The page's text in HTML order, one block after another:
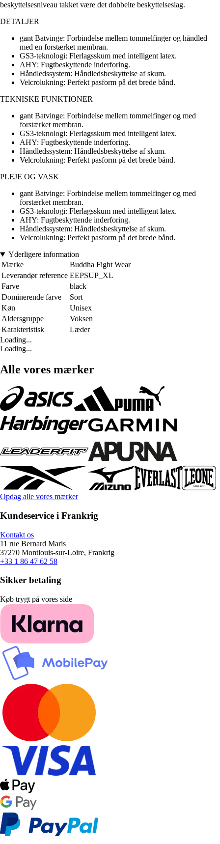
beskyttelsesniveau takket være det dobbelte beskyttelseslag.
DETALJER
gant Batvinge: Forbindelse mellem tommelfinger og håndled
med en forstærket membran.
GS3-teknologi: Flerlagsskum med intelligent latex.
AHY: Fugtbeskyttende inderforing.
Håndledssystem: Håndledsbeskyttelse af skum.
Velcrolukning: Perfekt pasform på det brede bånd.
TEKNISKE FUNKTIONER
gant Batvinge: Forbindelse mellem tommelfinger og med
forstærket membran.
GS3-teknologi: Flerlagsskum med intelligent latex.
AHY: Fugtbeskyttende inderforing.
Håndledssystem: Håndledsbeskyttelse af skum.
Velcrolukning: Perfekt pasform på det brede bånd.
PLEJE OG VASK
gant Batvinge: Forbindelse mellem tommelfinger og med
forstærket membran.
GS3-teknologi: Flerlagsskum med intelligent latex.
AHY: Fugtbeskyttende inderforing.
Håndledssystem: Håndledsbeskyttelse af skum.
Velcrolukning: Perfekt pasform på det brede bånd.
Yderligere information
Mærke
Buddha Fight Wear
Leverandør reference EEPSUP_XL
Farve
black
Dominerende farve
Sort
Køn
Unisex
Aldersgruppe
Voksen
Karakteristisk
Læder
Loading...
Loading...
Alle vores mærker
Opdag alle vores mærker
Kundeservice i Frankrig
Kontakt os
11 rue Bernard Maris
37270 Montlouis-sur-Loire, Frankrig
+33 1 86 47 62 58
Sikker betaling
Køb trygt på vores side